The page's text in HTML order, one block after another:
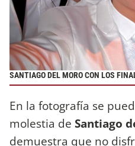
SANTIAGO DEL MORO CON LOS
En la fotografía se
molestia de Santiago
demuestra que no